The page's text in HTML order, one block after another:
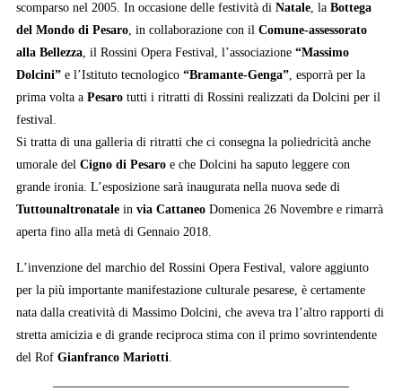
scomparso nel 2005. In occasione delle festività di Natale, la Bottega
del Mondo di Pesaro, in collaborazione con il Comune-assessorato
alla Bellezza, il Rossini Opera Festival, l’associazione “Massimo
Dolcini”e l’Istituto tecnologico “Bramante-Genga”, esporrà per la
prima volta a Pesarotutti i ritratti di Rossini realizzati da Dolcini per il
festival.
Si tratta di una galleria di ritratti che ci consegna la poliedricità anche
umorale del Cigno di Pesaroe che Dolcini ha saputo leggere con
grande ironia. L’esposizione sarà inaugurata nella nuova sede di
Tuttounaltronatalein via CattaneoDomenica 26 Novembre e rimarrà
aperta fino alla metà di Gennaio 2018.
L’invenzione del marchio del Rossini Opera Festival, valore aggiunto
per la più importante manifestazione culturale pesarese, è certamente
nata dalla creatività di Massimo Dolcini, che aveva tra l’altro rapporti di
stretta amicizia e di grande reciproca stima con il primo sovrintendente
del Rof Gianfranco Mariotti.